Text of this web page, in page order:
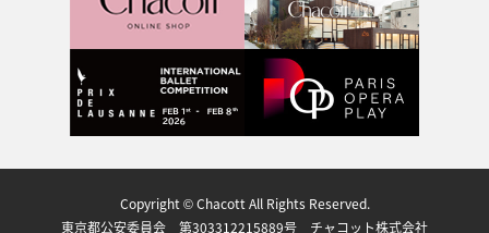
Copyright © Chacott All Rights Reserved.
東京都公安委員会 第303312215889号 チャコット株式会社